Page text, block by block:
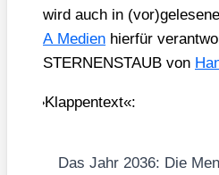
wird auch in
A Medi­en hier­für
STERNENSTAUB von
»Klap­pen­text«:
Das Jahr 2036: Die